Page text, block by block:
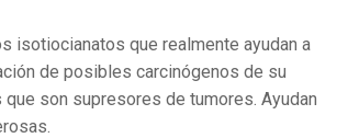
isotiocianatos que realmente ayudan a
de posibles carcinógenos de su
son supresores de tumores. Ayudan